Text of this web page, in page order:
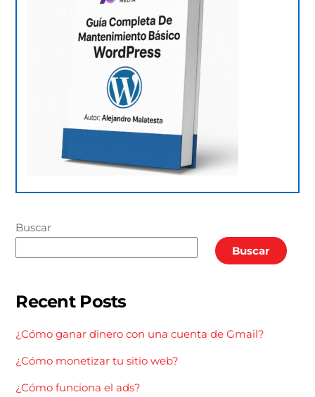
Buscar
Buscar
Recent Posts
¿Cómo ganar dinero con una cuenta de Gmail?
¿Cómo monetizar tu sitio web?
¿Cómo funciona el ads?